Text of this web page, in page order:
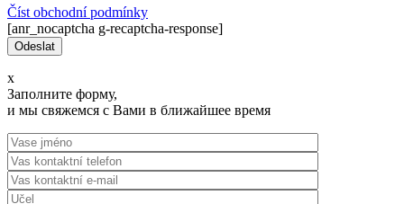
Číst оbchodní podmínky
[anr_nocaptcha g-recaptcha-response]
x
Заполните форму,
и мы свяжемся с Вами в ближайшее время